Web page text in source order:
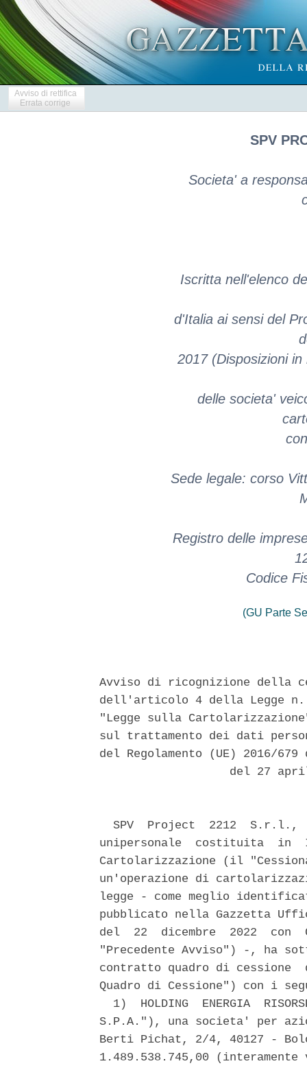
Avviso di rettifica
Errata corrige
SPV
Societa' a
Iscritta nell'elenco
d'Italia ai sensi del
2017 (Disposizioni
delle societa'
Sede legale: corso
Registro delle
Codice
(GU Parte
Avviso di ricognizione della
dell'articolo 4 della Legge
"Legge sulla
sul trattamento dei dati
del Regolamento (UE) 2016/
del 27
SPV  Project  2212  S.r.l.,
unipersonale  costituita  in
Cartolarizzazione (il
un'operazione di
legge - come meglio
pubblicato nella Gazzetta
del  22  dicembre  2022  con
"Precedente Avviso") -, ha
contratto quadro di
Quadro di Cessione") con i
1)  HOLDING  ENERGIA
S.P.A."), una societa' per
Berti Pichat, 2/4, 40127 -
1.489.538.745,00